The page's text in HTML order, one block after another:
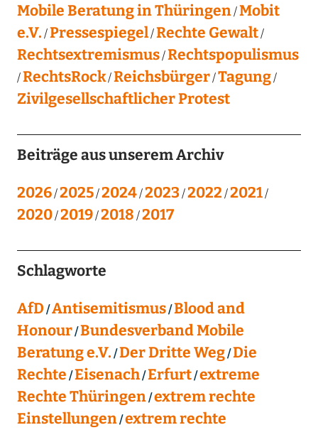
Mobile Beratung in Thüringen Mobit
e.V. Pressespiegel Rechte Gewalt
Rechtsextremismus Rechtspopulismus
RechtsRock Reichsbürger Tagung
Zivilgesellschaftlicher Protest
Beiträge aus unserem Archiv
2026 2025 2024 2023 2022 2021
2020 2019 2018 2017
Schlagworte
AfD Antisemitismus Blood and
Honour Bundesverband Mobile
Beratung e.V. Der Dritte Weg Die
Rechte Eisenach Erfurt extreme
Rechte Thüringen extrem rechte
Einstellungen extrem rechte